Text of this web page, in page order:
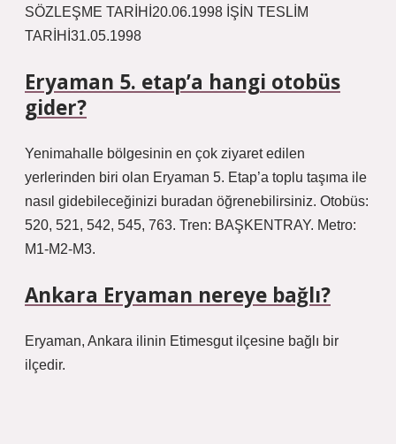
SÖZLEŞME TARİHİ20.06.1998 İŞİN TESLİM
TARİHİ31.05.1998
Eryaman 5. etap’a hangi otobüs
gider?
Yenimahalle bölgesinin en çok ziyaret edilen
yerlerinden biri olan Eryaman 5. Etap’a toplu taşıma ile
nasıl gidebileceğinizi buradan öğrenebilirsiniz. Otobüs:
520, 521, 542, 545, 763. Tren: BAŞKENTRAY. Metro:
M1-M2-M3.
Ankara Eryaman nereye bağlı?
Eryaman, Ankara ilinin Etimesgut ilçesine bağlı bir
ilçedir.